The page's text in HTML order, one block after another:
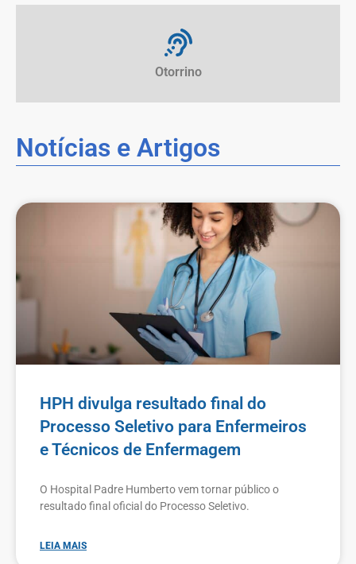
Otorrino
Notícias e Artigos
HPH divulga resultado final do
Processo Seletivo para Enfermeiros
e Técnicos de Enfermagem
O Hospital Padre Humberto vem tornar público o
resultado final oficial do Processo Seletivo.
LEIA MAIS